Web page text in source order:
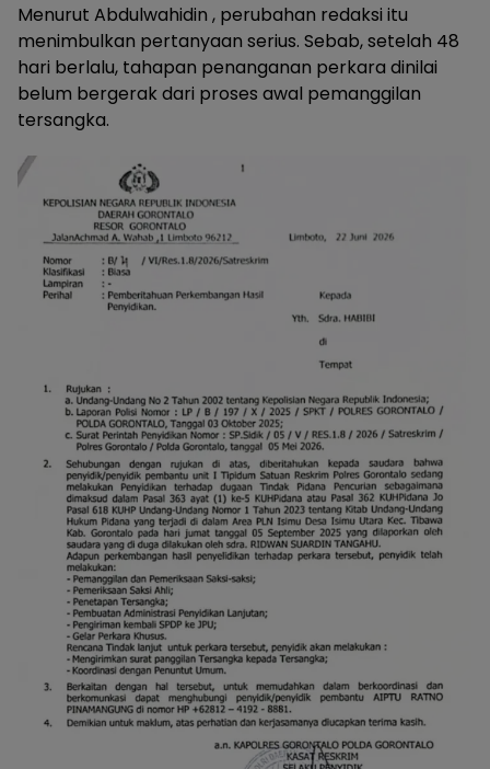
Menurut Abdulwahidin , perubahan redaksi itu
menimbulkan pertanyaan serius. Sebab, setelah 48
hari berlalu, tahapan penanganan perkara dinilai
belum bergerak dari proses awal pemanggilan
tersangka.